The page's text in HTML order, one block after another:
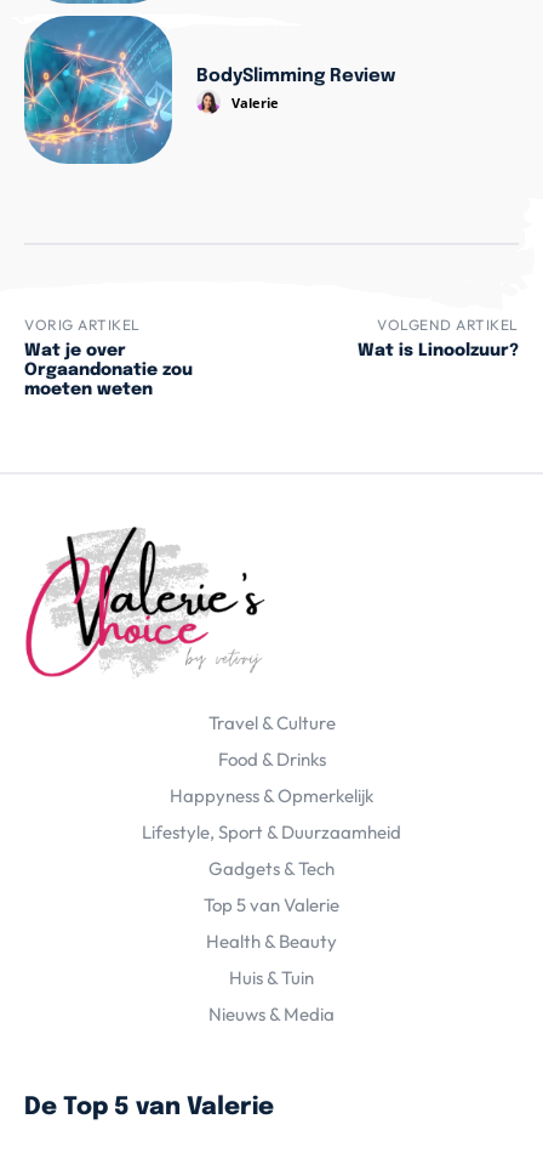
BodySlimming Review
Valerie
VORIG ARTIKEL
Wat je over
Orgaandonatie zou
moeten weten
VOLGEND ARTIKEL
Wat is Linoolzuur?
Travel & Culture
Food & Drinks
Happyness & Opmerkelijk
Lifestyle, Sport & Duurzaamheid
Gadgets & Tech
Top 5 van Valerie
Health & Beauty
Huis & Tuin
Nieuws & Media
De Top 5 van Valerie